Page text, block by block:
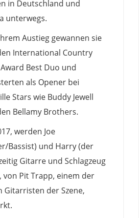
in Deutschland und
unterwegs.
Austieg gewannen sie
International Country
Best Duo und
als Opener bei
Stars wie Buddy Jewell
Bellamy Brothers.
werden Joe
Bassist) und Harry (der
Gitarre und Schlagzeug
von Pit Trapp, einem der
Gitarristen der Szene,